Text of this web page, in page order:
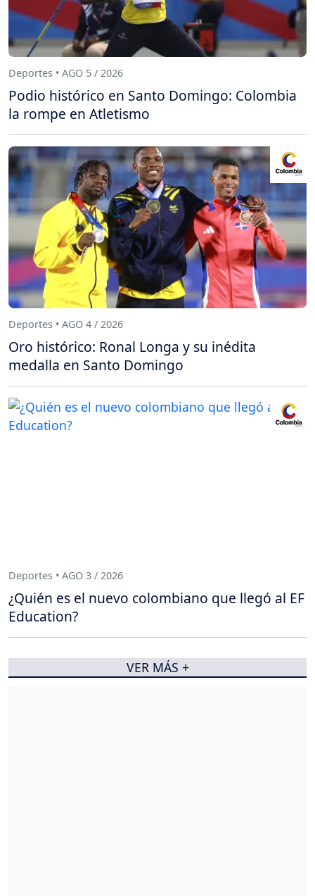
Deportes • AGO 5 / 2026
Podio histórico en Santo Domingo: Colombia
la rompe en Atletismo
Deportes • AGO 4 / 2026
Oro histórico: Ronal Longa y su inédita
medalla en Santo Domingo
Deportes • AGO 3 / 2026
¿Quién es el nuevo colombiano que llegó al EF
Education?
VER MÁS +